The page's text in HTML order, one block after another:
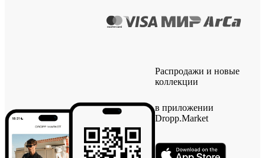
Распродажи и новые
коллекции
в приложении
Dropp.Market